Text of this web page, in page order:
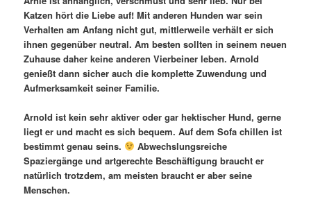
Katzen hört die Liebe auf! Mit anderen Hunden war sein
Verhalten am Anfang nicht gut, mittlerweile verhält er sich
ihnen gegenüber neutral. Am besten sollten in seinem neuen
Zuhause daher keine anderen Vierbeiner leben. Arnold
genießt dann sicher auch die komplette Zuwendung und
Aufmerksamkeit seiner Familie.
Arnold ist kein sehr aktiver oder gar hektischer Hund, gerne
liegt er und macht es sich bequem. Auf dem Sofa chillen ist
bestimmt genau seins.
Abwechslungsreiche
Spaziergänge und artgerechte Beschäftigung braucht er
natürlich trotzdem, am meisten braucht er aber seine
Menschen.